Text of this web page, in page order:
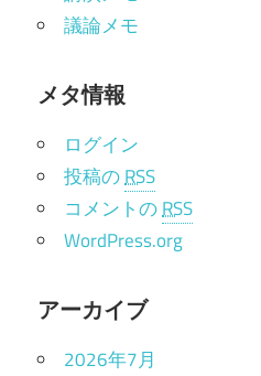
議論メモ
メタ情報
ログイン
投稿のRSS
コメントのRSS
WordPress.org
アーカイブ
2026年7月